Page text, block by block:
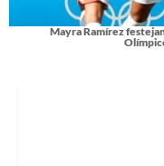
Mayra Ramírez